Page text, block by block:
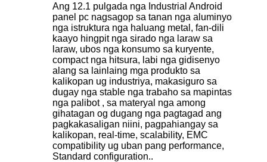
Ang 12.1 pulgada nga Industrial Android
panel pc nagsagop sa tanan nga aluminyo
nga istruktura nga haluang metal, fan-dili
kaayo hingpit nga sirado nga laraw sa
laraw, ubos nga konsumo sa kuryente,
compact nga hitsura, labi nga gidisenyo
alang sa lainlaing mga produkto sa
kalikopan ug industriya, makasiguro sa
dugay nga stable nga trabaho sa mapintas
nga palibot , sa materyal nga among
gihatagan og dugang nga pagtagad ang
pagkakasaligan niini, pagpahiangay sa
kalikopan, real-time, scalability, EMC
compatibility ug uban pang performance,
Standard configuration..